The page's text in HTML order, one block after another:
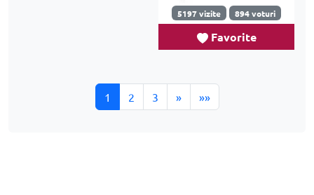
5197 vizite 894 voturi
Favorite
1 2 3 » »»